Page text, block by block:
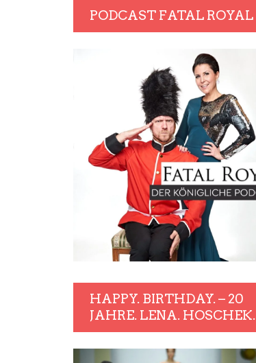
PODCAST FATAL ROYAL
HAPPY. BIRTHDAY. – 20
JAHRE. LENA. HOSCHEK.